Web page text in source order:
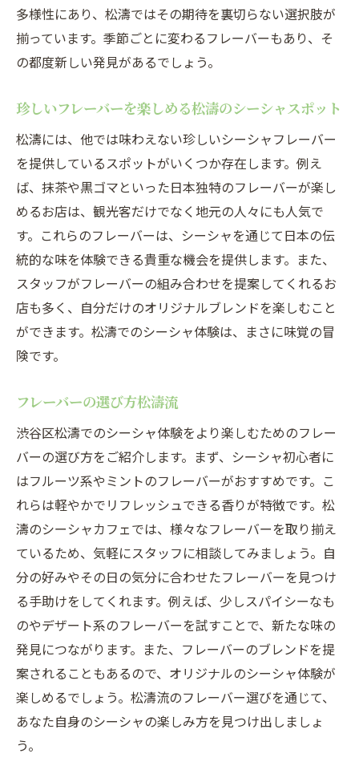
多様性にあり、松濤ではその期待を裏切らない選択肢が
揃っています。季節ごとに変わるフレーバーもあり、そ
の都度新しい発見があるでしょう。
珍しいフレーバーを楽しめる松濤のシーシャスポット
松濤には、他では味わえない珍しいシーシャフレーバー
を提供しているスポットがいくつか存在します。例え
ば、抹茶や黒ゴマといった日本独特のフレーバーが楽し
めるお店は、観光客だけでなく地元の人々にも人気で
す。これらのフレーバーは、シーシャを通じて日本の伝
統的な味を体験できる貴重な機会を提供します。また、
スタッフがフレーバーの組み合わせを提案してくれるお
店も多く、自分だけのオリジナルブレンドを楽しむこと
ができます。松濤でのシーシャ体験は、まさに味覚の冒
険です。
フレーバーの選び方松濤流
渋谷区松濤でのシーシャ体験をより楽しむためのフレー
バーの選び方をご紹介します。まず、シーシャ初心者に
はフルーツ系やミントのフレーバーがおすすめです。こ
れらは軽やかでリフレッシュできる香りが特徴です。松
濤のシーシャカフェでは、様々なフレーバーを取り揃え
ているため、気軽にスタッフに相談してみましょう。自
分の好みやその日の気分に合わせたフレーバーを見つけ
る手助けをしてくれます。例えば、少しスパイシーなも
のやデザート系のフレーバーを試すことで、新たな味の
発見につながります。また、フレーバーのブレンドを提
案されることもあるので、オリジナルのシーシャ体験が
楽しめるでしょう。松濤流のフレーバー選びを通じて、
あなた自身のシーシャの楽しみ方を見つけ出しましょ
う。